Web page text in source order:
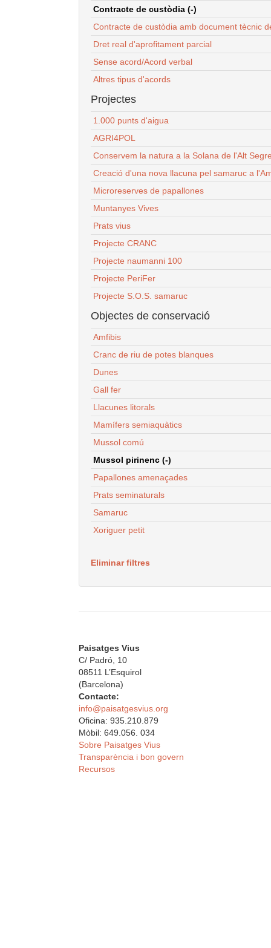
Contracte de custòdia (-)
Contracte de custòdia amb document tècnic
Dret real d'aprofitament parcial
Sense acord/Acord verbal
Altres tipus d'acords
Projectes
1.000 punts d'aigua
AGRI4POL
Conservem la natura a la Solana de l'Alt
Creació d'una nova llacuna pel samaruc a
Microreserves de papallones
Muntanyes Vives
Prats vius
Projecte CRANC
Projecte naumanni 100
Projecte PeriFer
Projecte S.O.S. samaruc
Objectes de conservació
Amfibis
Cranc de riu de potes blanques
Dunes
Gall fer
Llacunes litorals
Mamífers semiaquàtics
Mussol comú
Mussol pirinenc (-)
Papallones amenaçades
Prats seminaturals
Samaruc
Xoriguer petit
Eliminar filtres
Paisatges Vius
C/ Padró, 10
08511 L’Esquirol
(Barcelona)
Contacte:
info@paisatgesvius.org
Oficina: 935.210.879
Mòbil: 649.056. 034
Sobre Paisatges Vius
Transparència i bon govern
Recursos